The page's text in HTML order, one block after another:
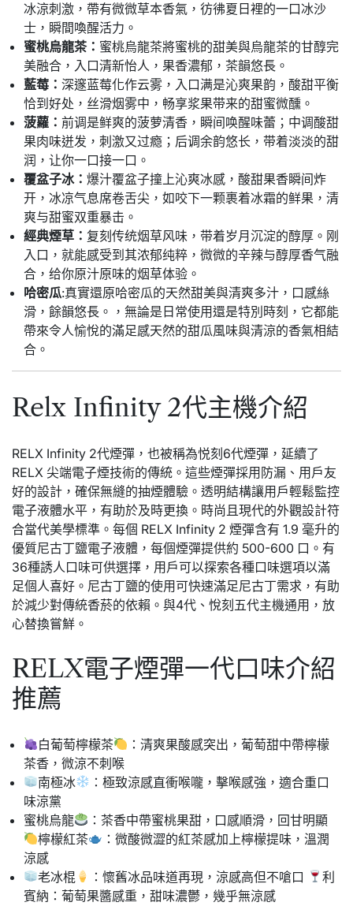
冰涼刺激，帶有微微草本香氣，彷彿夏日裡的一口冰沙
士，瞬間喚醒活力。
蜜桃烏龍茶： 蜜桃烏龍茶將蜜桃的甜美與烏龍茶的甘醇完
美融合，入口清新怡人，果香濃郁，茶韻悠長。
藍莓： 深邃蓝莓化作云雾，入口满是沁爽果韵，酸甜平衡
恰到好处，丝滑烟雾中，畅享浆果带来的甜蜜微醺。
菠蘿： 前调是鲜爽的菠萝清香，瞬间唤醒味蕾；中调酸甜
果肉味迸发，刺激又过瘾；后调余韵悠长，带着淡淡的甜
润，让你一口接一口。
覆盆子冰： 爆汁覆盆子撞上沁爽冰感，酸甜果香瞬间炸
开，冰凉气息席卷舌尖，如咬下一颗裹着冰霜的鲜果，清
爽与甜蜜双重暴击。
經典煙草： 复刻传统烟草风味，带着岁月沉淀的醇厚。刚
入口，就能感受到其浓郁纯粹，微微的辛辣与醇厚香气融
合，给你原汁原味的烟草体验。
哈密瓜:真實還原哈密瓜的天然甜美與清爽多汁，口感絲
滑，餘韻悠長。，無論是日常使用還是特別時刻，它都能
帶來令人愉悅的滿足感天然的甜瓜風味與清涼的香氣相結
合。
Relx Infinity 2代主機介紹
RELX Infinity 2代煙彈，也被稱為悦刻6代煙彈，延續了
RELX 尖端電子煙技術的傳統。這些煙彈採用防漏、用戶友
好的設計，確保無縫的抽煙體驗。透明結構讓用戶輕鬆監控
電子液體水平，有助於及時更換。時尚且現代的外觀設計符
合當代美學標準。每個 RELX Infinity 2 煙彈含有 1.9 毫升的
優質尼古丁鹽電子液體，每個煙彈提供約 500-600 口。有
36種誘人口味可供選擇，用戶可以探索各種口味選項以滿
足個人喜好。尼古丁鹽的使用可快速滿足尼古丁需求，有助
於減少對傳統香菸的依賴。與4代、悅刻五代主機通用，放
心替換嘗鮮。
RELX電子煙彈一代口味介紹
推薦
白葡萄檸檬茶
：清爽果酸感突出，葡萄甜中帶檸檬
茶香，微涼不刺喉
南極冰
：極致涼感直衝喉嚨，擊喉感強，適合重口
味涼黨
蜜桃烏龍
：茶香中帶蜜桃果甜，口感順滑，回甘明顯
檸檬紅茶
：微酸微澀的紅茶感加上檸檬提味，溫潤
涼感
老冰棍
：懷舊冰品味道再現，涼感高但不嗆口
利
賓納：葡萄果醬感重，甜味濃鬱，幾乎無涼感